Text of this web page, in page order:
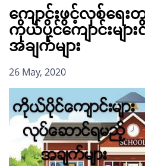
ကျောင်းဖွင့်လှစ်ရေး
ကိုယ်ပိုင်ကျောင်းမျ
အချက်များ
26 May, 2020